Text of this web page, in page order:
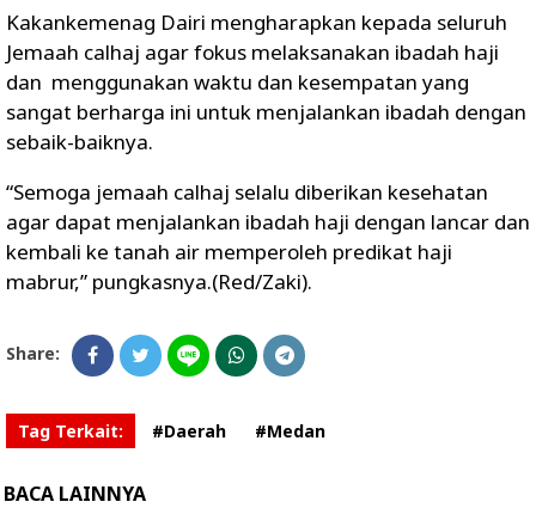
Kakankemenag Dairi mengharapkan kepada seluruh
Jemaah calhaj agar fokus melaksanakan ibadah haji
dan menggunakan waktu dan kesempatan yang
sangat berharga ini untuk menjalankan ibadah dengan
sebaik-baiknya.
“Semoga jemaah calhaj selalu diberikan kesehatan
agar dapat menjalankan ibadah haji dengan lancar dan
kembali ke tanah air memperoleh predikat haji
mabrur,” pungkasnya.(Red/Zaki).
Share:
Tag Terkait: #Daerah #Medan
BACA LAINNYA